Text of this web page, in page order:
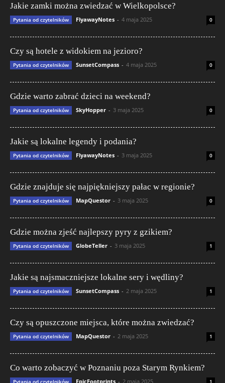
Jakie zamki można zwiedzać w Wielkopolsce?
Pytania od czytelników FlyawayNotes - 4 maja 2025 0
Czy są hotele z widokiem na jezioro?
Pytania od czytelników SunsetCompass - 4 maja 2025 0
Gdzie warto zabrać dzieci na weekend?
Pytania od czytelników SkyHopper - 3 maja 2025 0
Jakie są lokalne legendy i podania?
Pytania od czytelników FlyawayNotes - 3 maja 2025 0
Gdzie znajduje się najpiękniejszy pałac w regionie?
Pytania od czytelników MapQuestor - 3 maja 2025 0
Gdzie można zjeść najlepszy pyry z gzikiem?
Pytania od czytelników GlobeTeller - 3 maja 2025 1
Jakie są najsmaczniejsze lokalne sery i wędliny?
Pytania od czytelników SunsetCompass - 2 maja 2025 1
Czy są opuszczone miejsca, które można zwiedzać?
Pytania od czytelników MapQuestor - 2 maja 2025 1
Co warto zobaczyć w Poznaniu poza Starym Rynkiem?
Pytania od czytelników EpicFootprints - 2 maja 2025 1